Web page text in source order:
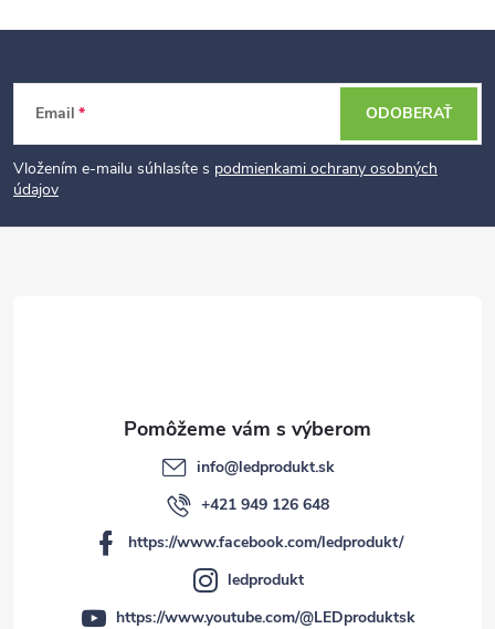
t
Email
Vložením e-mailu súhlasíte s podmienkami ochrany osobných
údajov
ODOBERAŤ
info@ledprodukt.sk
+421 949 126 648
https://www.facebook.com/ledprodukt/
ledprodukt
https://www.youtube.com/@LEDproduktsk